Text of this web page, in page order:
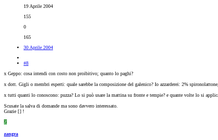
19 Aprile 2004
155
0
165
30 Aprile 2004
#8
x Geppo: cosa intendi con costo non proibitivo; quanto lo paghi?
x dott. Gigli o membri esperti: quale sarebbe la composizione del galenico? Io azzarderei: 2%
x tutti quanti lo conoscono: puzza? Lo si può usare la mattina su fronte e tempie? e quante volte lo si
Scusate la salva di domande ma sono davvero interessato.
Grazie [] !
Z
zangra